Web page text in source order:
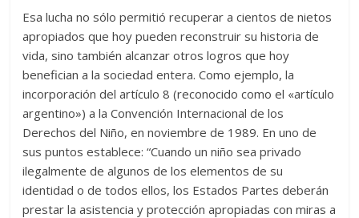
Esa lucha no sólo permitió recuperar a cientos de nietos
apropiados que hoy pueden reconstruir su historia de
vida, sino también alcanzar otros logros que hoy
benefician a la sociedad entera. Como ejemplo, la
incorporación del artículo 8 (reconocido como el «artículo
argentino») a la Convención Internacional de los
Derechos del Niño, en noviembre de 1989. En uno de
sus puntos establece: “Cuando un niño sea privado
ilegalmente de algunos de los elementos de su
identidad o de todos ellos, los Estados Partes deberán
prestar la asistencia y protección apropiadas con miras a